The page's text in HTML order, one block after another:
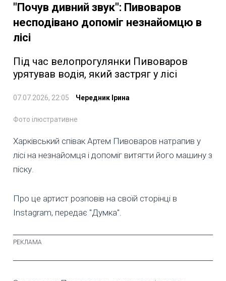
"Почув дивний звук": Пивоваров
несподівано допоміг незнайомцю в
лісі
Під час велопрогулянки Пивоваров
урятував водія, який застряг у лісі
07.07.2026, 22:05 Чередник Ірина
Фото ілюстративне
Харківський співак Артем Пивоваров натрапив у
лісі на незнайомця і допоміг витягти його машину з
піску.
Про це артист розповів на своїй сторінці в
Instagram, передає "Думка".